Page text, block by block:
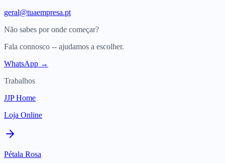
geral@tuaempresa.pt
Não sabes por onde começar?
Fala connosco -- ajudamos a escolher.
WhatsApp →
Trabalhos
JJP Home
Loja Online
Pétala Rosa